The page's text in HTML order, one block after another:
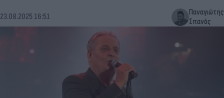
23.08.2025 16:51
Παναγιώτης
Σπανός